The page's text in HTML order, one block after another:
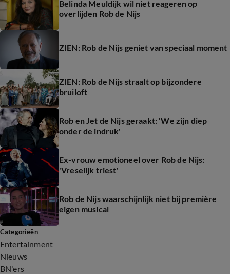
Belinda Meuldijk wil niet reageren op
overlijden Rob de Nijs
ZIEN: Rob de Nijs geniet van speciaal moment
ZIEN: Rob de Nijs straalt op bijzondere
bruiloft
Rob en Jet de Nijs geraakt: 'We zijn diep
onder de indruk'
Ex-vrouw emotioneel over Rob de Nijs:
'Vreselijk triest'
Rob de Nijs waarschijnlijk niet bij première
eigen musical
Categorieën
Entertainment
Nieuws
BN'ers